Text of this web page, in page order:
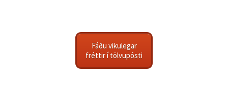
Fáðu vikulegar
fréttir í tölvupósti